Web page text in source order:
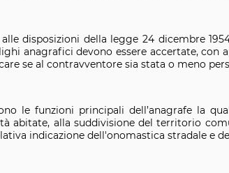
disposizioni della legge 24 dicembre
anagrafici devono essere accertate, con
se al contravventore sia stata o meno
le funzioni principali dell’anagrafe la
abitate, alla suddivisione del territorio
indicazione dell'onomastica stradale e